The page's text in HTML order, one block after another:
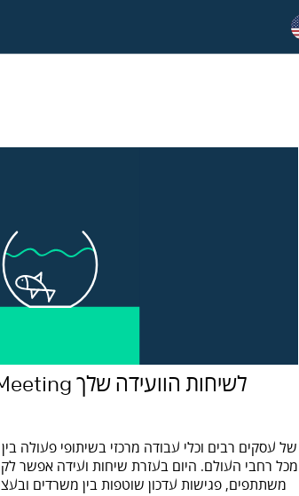
3 סיבות למה (לא) כדאי להשתמש ב GoToMeeting לשיחות הוועידה שלך
מכל רחבי העולם. היום בעזרת שיחות ועידה אפשר
משתתפים, פגישות עדכון שוטפות בין משרדים